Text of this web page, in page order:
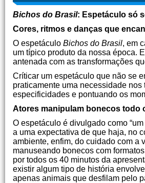
Bichos do Brasil: Espetáculo só
Cores, ritmos e danças que
O espetáculo Bichos do Brasil, em
um típico produto da nossa época.
antenada com as transformações
Críticar um espetáculo que não se
praticamente uma necessidade
especificidades e pontuando os
Atores manipulam bonecos todo
O espetáculo é divulgado como
a uma expectativa de que haja, no
ambiente, enfim, do cuidado com a
manuseando bonecos com
por todos os 40 minutos da
existir algum tipo de história
apenas animais que desfilam pelo